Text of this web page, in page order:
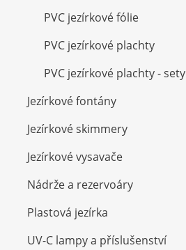
PVC jezírkové fólie
PVC jezírkové plachty
PVC jezírkové plachty - sety
Jezírkové fontány
Jezírkové skimmery
Jezírkové vysavače
Nádrže a rezervoáry
Plastová jezírka
UV-C lampy a příslušenství